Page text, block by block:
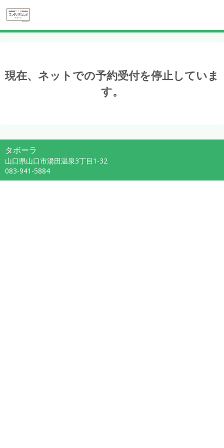
現在、ネットでの予約受付を停止していま
す。
タボーラ
山口県山口市湯田温泉3丁目1-32
083-941-5884